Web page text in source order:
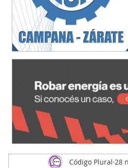
Código Plural 28